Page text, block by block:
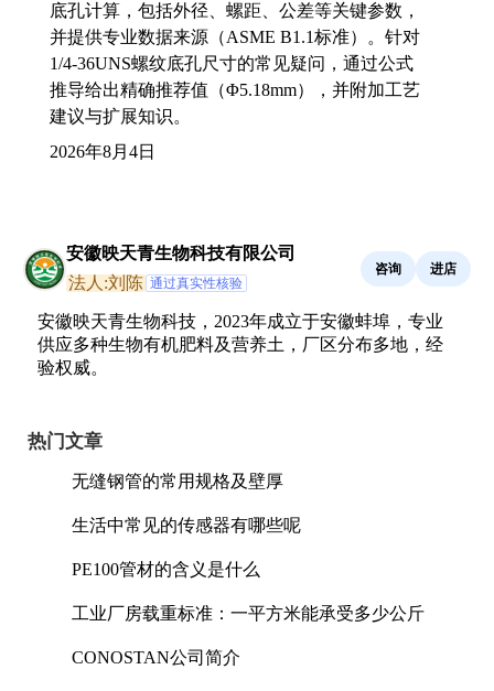
底孔计算，包括外径、螺距、公差等关键参数，
并提供专业数据来源（ASME B1.1标准）。针对
1/4-36UNS螺纹底孔尺寸的常见疑问，通过公式
推导给出精确推荐值（Φ5.18mm），并附加工艺
建议与扩展知识。
2026年8月4日
安徽映天青生物科技有限公司
法人:刘陈 通过真实性核验
咨询 进店
安徽映天青生物科技，2023年成立于安徽蚌埠，专业
供应多种生物有机肥料及营养土，厂区分布多地，经
验权威。
热门文章
无缝钢管的常用规格及壁厚
生活中常见的传感器有哪些呢
PE100管材的含义是什么
工业厂房载重标准：一平方米能承受多少公斤
CONOSTAN公司简介